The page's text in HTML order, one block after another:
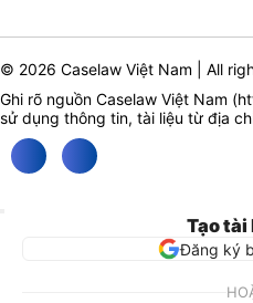
© 2026 Caselaw Việt Nam | All
Ghi rõ nguồn Caselaw Việt Nam (
sử dụng thông tin, tài liệu từ địa
Tạo tài
Đăng ký